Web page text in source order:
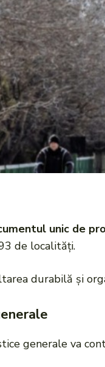
unic de
de localități.
durabilă și
generale va